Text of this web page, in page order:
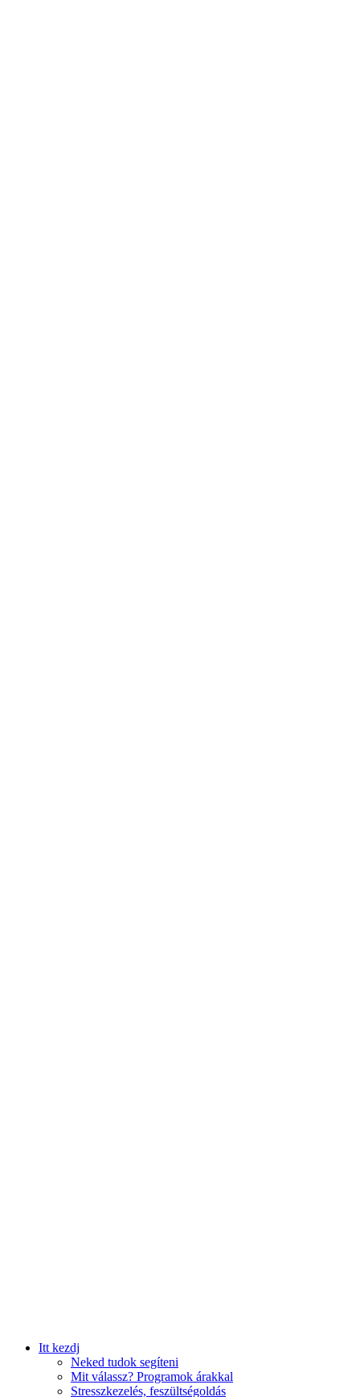
Itt kezdj
Neked tudok segíteni
Mit válassz? Programok árakkal
Stresszkezelés, feszültségoldás